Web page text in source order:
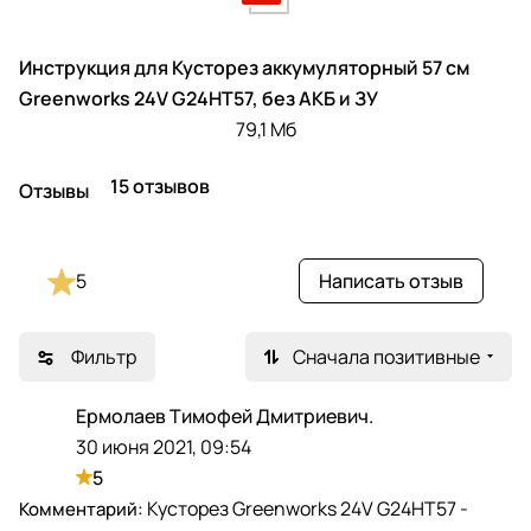
Инструкция для Кусторез аккумуляторный 57 см
Greenworks 24V G24HT57, без АКБ и ЗУ
79,1 Мб
Отзывы 15 отзывов
Фильтр Сначала позитивные
Ермолаев Тимофей Дмитриевич.
30 июня 2021, 09:54
5
Кусторез Greenworks 24V G24HT57 -
5 Написать отзыв